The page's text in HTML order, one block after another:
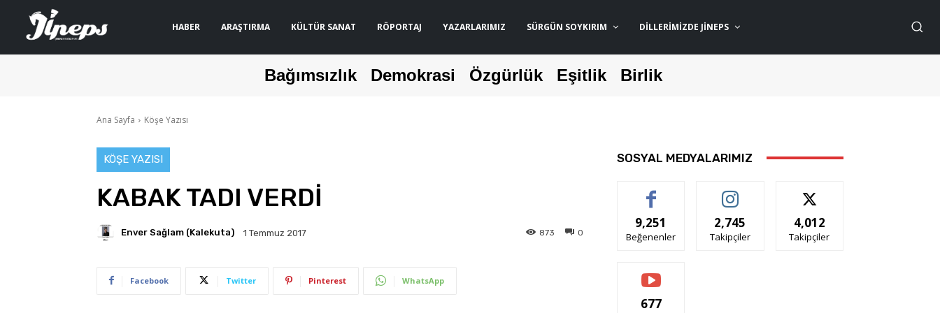
HABER ARAŞTIRMA KÜLTÜR SANAT RÖPORTAJ YAZARLARIMIZ SÜRGÜN SOYKIRIM DILLERIMIZDE JİNEPS
Bağımsızlık Demokrasi Özgürlük Eşitlik Birlik
Ana Sayfa Köşe Yazısı
KÖŞE YAZISI
KABAK TADI VERDİ
Enver Sağlam (Kalekuta) 1 Temmuz 2017 0
873
Facebook Twitter Pinterest WhatsApp
SOSYAL MEDYALARIMIZ
9,251
Beğenenler
2,745
Takipçiler
4,012
Takipçiler
677